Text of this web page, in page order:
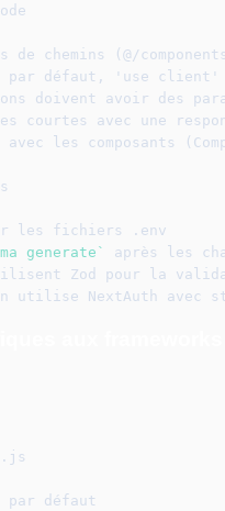
chemins (@/
par défaut, 'use client'
doivent avoir des
courtes avec une
les composants
les fichiers .env
generate`
après les
Zod pour la
utilise NextAuth avec
par défaut